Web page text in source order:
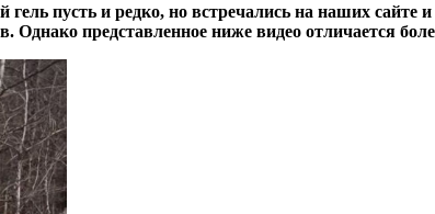
гель пусть и редко, но встречались на наших сайте
представленное ниже видео отличается